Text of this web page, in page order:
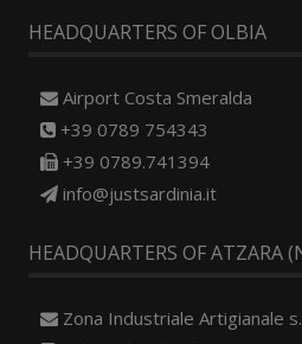
HEADQUARTERS OF OLBIA
Airport Costa Smeralda
+39 0789 754343
+39 0789.741394
info@justsardinia.it
HEADQUARTERS OF ATZARA
Zona Industriale Artigianale